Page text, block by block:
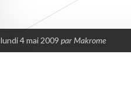
lundi 4 mai 2009 par Makrome